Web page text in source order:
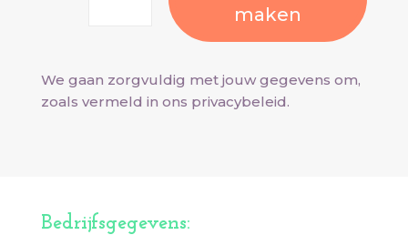
maken
We gaan zorgvuldig met jouw gegevens om,
zoals vermeld in ons privacybeleid.
Bedrijfsgegevens: